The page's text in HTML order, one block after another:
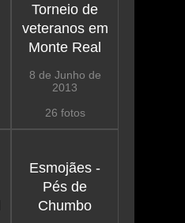
Torneio de
veteranos em
Monte Real
8 de Junho de
2013
26 fotos
Esmojães -
Pés de
Chumbo